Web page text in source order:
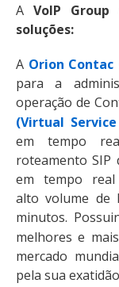
A VoIP
soluções:
A Orion Contac
para a
operação de
(Virtual
em tempo
roteamento SIP
em tempo
alto volume de
minutos.
melhores e
mercado
pela sua